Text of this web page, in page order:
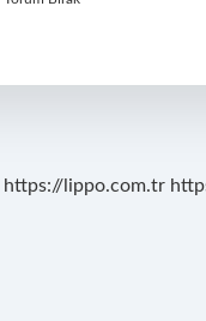
https://lippo.com.tr